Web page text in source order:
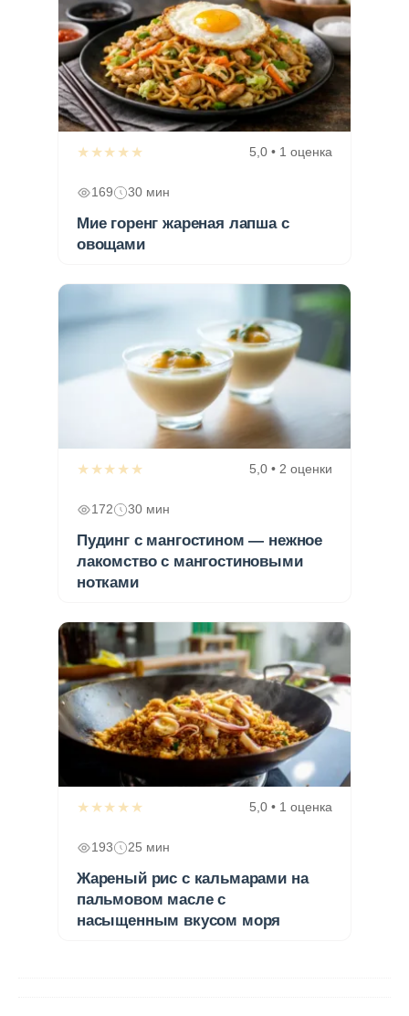
★★★★★ 5,0 • 1 оценка
169 30 мин
Мие горенг жареная лапша с
овощами
★★★★★ 5,0 • 2 оценки
172 30 мин
Пудинг с мангостином — нежное
лакомство с мангостиновыми
нотками
★★★★★ 5,0 • 1 оценка
193 25 мин
Жареный рис с кальмарами на
пальмовом масле с
насыщенным вкусом моря